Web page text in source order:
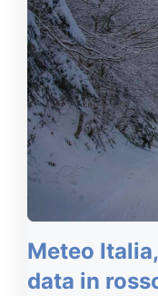
⁠Meteo
data in